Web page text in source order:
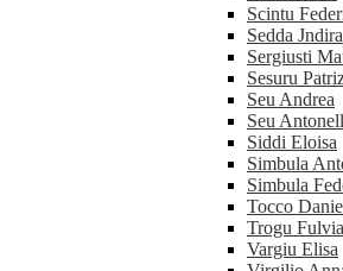
Scintu
Sedda Jndira
Sergiusti
Sesuru
Seu Andrea
Seu
Siddi Eloisa
Simbula
Simbula
Tocco
Trogu Fulvia
Vargiu Elisa